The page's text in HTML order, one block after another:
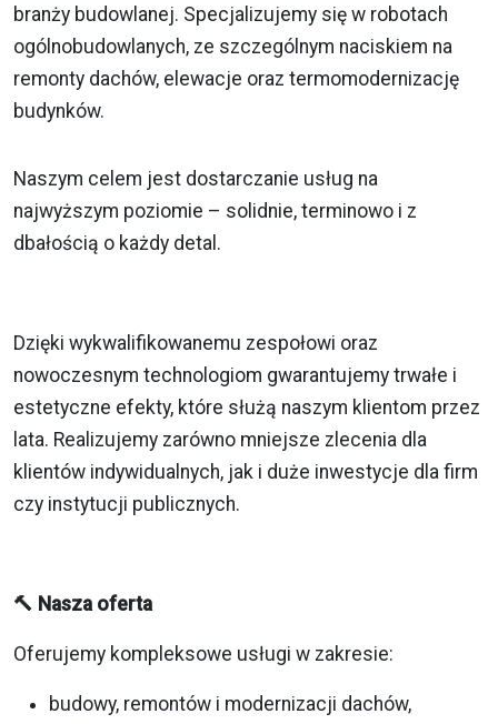
branży budowlanej. Specjalizujemy się w robotach
ogólnobudowlanych, ze szczególnym naciskiem na
remonty dachów, elewacje oraz termomodernizację
budynków.
Naszym celem jest dostarczanie usług na
najwyższym poziomie – solidnie, terminowo i z
dbałością o każdy detal.
Dzięki wykwalifikowanemu zespołowi oraz
nowoczesnym technologiom gwarantujemy trwałe i
estetyczne efekty, które służą naszym klientom przez
lata. Realizujemy zarówno mniejsze zlecenia dla
klientów indywidualnych, jak i duże inwestycje dla firm
czy instytucji publicznych.
🔨 Nasza oferta
Oferujemy kompleksowe usługi w zakresie:
budowy, remontów i modernizacji dachów,